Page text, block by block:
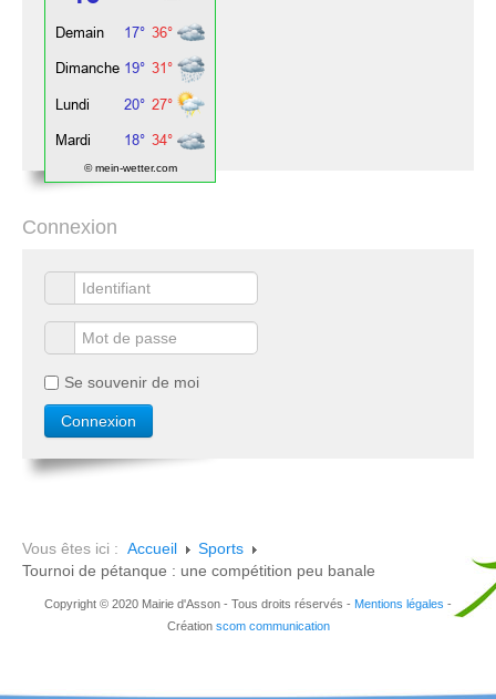
© mein-wetter.com
Connexion
Se souvenir de moi
Vous êtes ici : Accueil
Sports
Tournoi de pétanque : une compétition peu banale
Copyright © 2020 Mairie d'Asson - Tous droits réservés - Mentions légales -
Création scom communication